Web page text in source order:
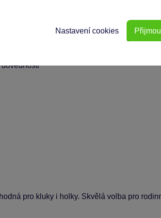
pro kluky i holky. Skvělá volba pro
Nastavení cookies